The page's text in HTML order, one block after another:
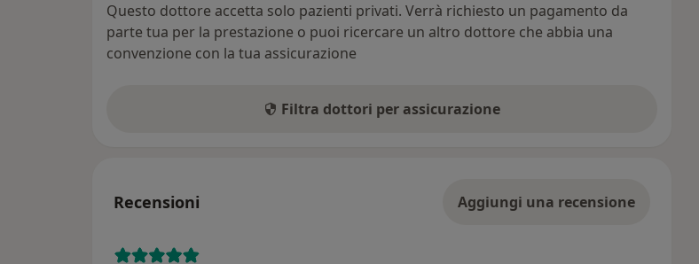
Questo dottore accetta solo pazienti privati. Verrà richiesto un pagamento da
parte tua per la prestazione o puoi ricercare un altro dottore che abbia una
convenzione con la tua assicurazione
Filtra dottori per assicurazione
Recensioni Aggiungi una recensione